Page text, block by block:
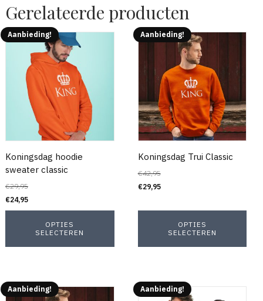
Gerelateerde producten
Aanbieding!
Koningsdag hoodie
sweater classic
€29,95
€24,95
OPTIES
SELECTEREN
Aanbieding!
Koningsdag Trui Classic
€42,95
€29,95
OPTIES
SELECTEREN
Aanbieding! Aanbieding!